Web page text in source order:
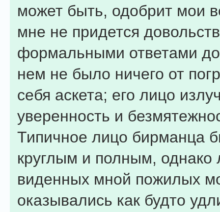
может быть, одобрит мои
мне не придется
формальными ответами
нем не было ничего от
себя аскета; его лицо
уверенность и
Типичное лицо бирманца
круглым и полным, однако
виденных мной пожилых
оказывались как будто